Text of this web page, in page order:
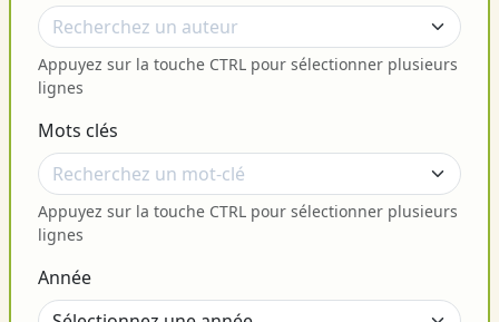
Appuyez sur la touche CTRL pour sélectionner plusieurs
lignes
Mots clés
Appuyez sur la touche CTRL pour sélectionner plusieurs
lignes
Année